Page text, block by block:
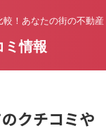
！あなたの街の不動産
ミ情報
クチコミや